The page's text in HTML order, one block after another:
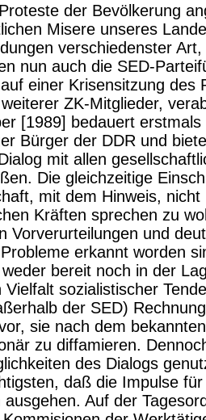
der Bevölkerung
Misere unseres
verschiedenster
nun auch die SED-
einer Krisensitzung des
ZK-Mitglieder,
[1989] bedauert
Bürger der DDR und
mit allen
Die gleichzeitige
mit dem Hinweis,
Kräften sprechen zu
Vorverurteilungen und
erkannt worden
bereit noch in der
Vielfalt sozialistischer
der SED)
sie nach dem
zu diffamieren.
des Dialogs
daß die Impulse
Auf der